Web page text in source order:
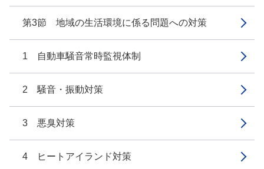
第3節 地域の生活環境に係る問題への対策
1 自動車騒音常時監視体制
2 騒音・振動対策
3 悪臭対策
4 ヒートアイランド対策